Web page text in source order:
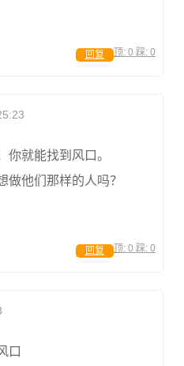
顶: 0 踩: 0
回复
你就能找到风口。
做他们那样的人吗？
顶: 0 踩: 0
回复
口